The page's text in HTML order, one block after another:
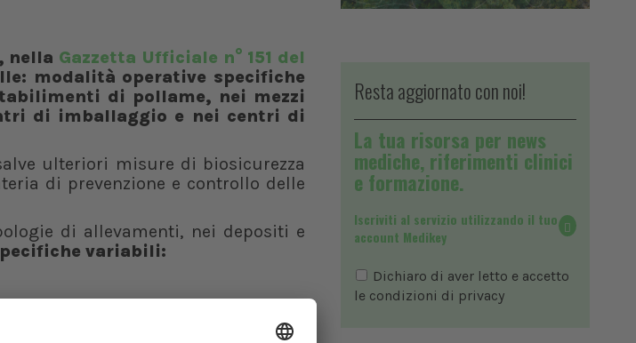
nella Gazzetta Ufficiale n° 151 del
modalità operative specifiche
di pollame, nei mezzi
di imballaggio e nei centri di
ulteriori misure di biosicurezza
di prevenzione e controllo delle
di allevamenti, nei depositi e
variabili:
Resta aggiornato con noi!
La tua risorsa per news
mediche, riferimenti clinici
e formazione.
Iscriviti al servizio utilizzando il tuo
account Medikey
Dichiaro di aver letto e accetto
le condizioni di privacy